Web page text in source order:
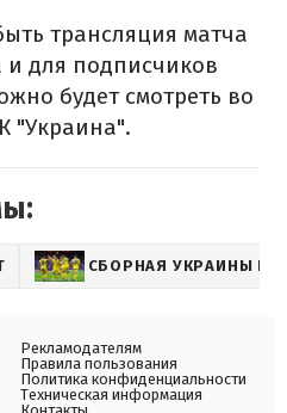
трансляция матча
и для подписчиков
будет смотреть во
"Украина".
СБОРНАЯ УКРАИНЫ
Рекламодателям
Правила пользования
Политика конфиденциальности
Техническая информация